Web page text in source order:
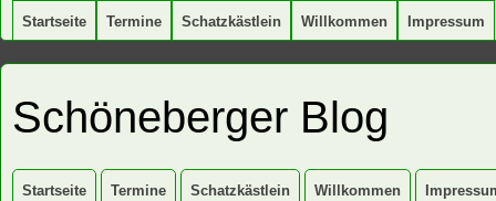
Startseite Termine Schatzkästlein Willkommen Impressum
Schöneberger Blog
Startseite Termine Schatzkästlein Willkommen